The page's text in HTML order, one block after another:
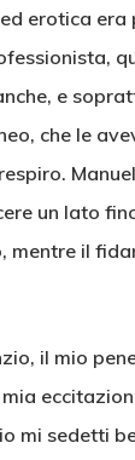
erotica
e
che le
un lato
mentre il
il mio
mi sedetti